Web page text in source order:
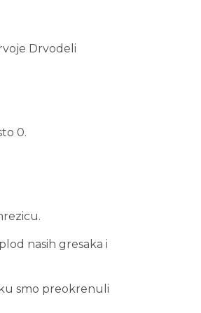
Drvodeli
0.
nasih gresaka i
smo preokrenuli